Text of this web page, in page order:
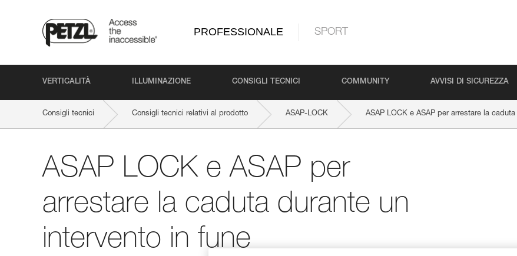
PROFESSIONALE SPORT
VERTICALITÀ ILLUMINAZIONE CONSIGLI TECNICI COMMUNITY AVVISI DI SICUREZZA
Consigli tecnici Consigli tecnici relativi al prodotto ASAP-LOCK ASAP LOCK e ASAP per arrestare la
ASAP LOCK e ASAP per
arrestare la caduta durante un
intervento in fune